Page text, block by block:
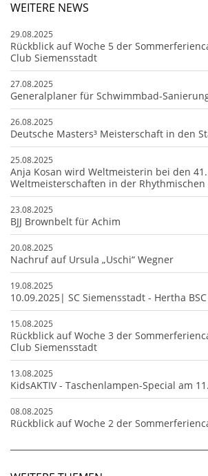
WEITERE NEWS
29.08.2025
Rückblick auf Woche 5 der
Club Siemensstadt
27.08.2025
Generalplaner für Schwimmbad-
26.08.2025
Deutsche Masters³ Meisterschaft in den
25.08.2025
Anja Kosan wird Weltmeisterin bei den 41.
Weltmeisterschaften in der
23.08.2025
BJJ Brownbelt für Achim
20.08.2025
Nachruf auf Ursula „Uschi“ Wegner
19.08.2025
10.09.2025| SC Siemensstadt - Hertha
15.08.2025
Rückblick auf Woche 3 der
Club Siemensstadt
13.08.2025
KidsAKTIV - Taschenlampen-Special am
08.08.2025
Rückblick auf Woche 2 der